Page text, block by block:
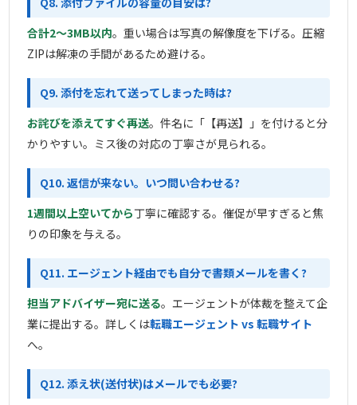
合計2〜3MB以内。重い場合は写真の解像度を下げる。圧縮
ZIPは解凍の手間があるため避ける。
Q9. 添付を忘れて送ってしまった時は?
お詫びを添えてすぐ再送。件名に「【再送】」を付けると分
かりやすい。ミス後の対応の丁寧さが見られる。
Q10. 返信が来ない。いつ問い合わせる?
1週間以上空いてから丁寧に確認する。催促が早すぎると焦
りの印象を与える。
Q11. エージェント経由でも自分で書類メールを書く?
担当アドバイザー宛に送る。エージェントが体裁を整えて企
業に提出する。詳しくは転職エージェント vs 転職サイト
へ。
Q12. 添え状(送付状)はメールでも必要?